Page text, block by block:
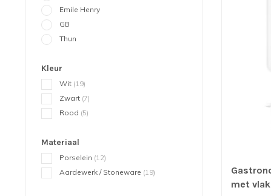
Emile Henry
GB
Thun
Kleur
Wit (19)
Zwart (7)
Rood (5)
Materiaal
Porselein (12)
Aardewerk / Stoneware (19)
met